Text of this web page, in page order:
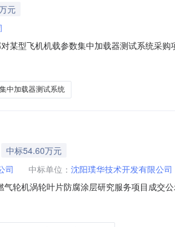
元
某型飞机机载参数集中加载器测试系统采
报价金额：320000.00（元）；第二名：
中加载器测试系统
中标54.60万元
司 中标单位： 沈阳璞华技术开发有限公司
轮机涡轮叶片防腐涂层研究服务项目成交
请在公示期内向采购代理机构书面反映。